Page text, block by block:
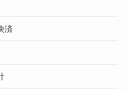
済